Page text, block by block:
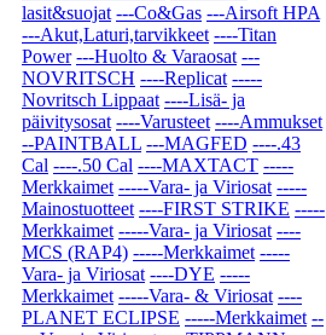
lasit&suojat ---Co&Gas ---Airsoft HPA
---Akut,Laturi,tarvikkeet ----Titan
Power ---Huolto & Varaosat ---
NOVRITSCH ----Replicat -----
Novritsch Lippaat ----Lisä- ja
päivitysosat ----Varusteet ----Ammukset
--PAINTBALL ---MAGFED ----.43
Cal ----.50 Cal ----MAXTACT -----
Merkkaimet -----Vara- ja Viriosat -----
Mainostuotteet ----FIRST STRIKE -----
Merkkaimet -----Vara- ja Viriosat ----
MCS (RAP4) -----Merkkaimet -----
Vara- ja Viriosat ----DYE -----
Merkkaimet -----Vara- & Viriosat ----
PLANET ECLIPSE -----Merkkaimet --